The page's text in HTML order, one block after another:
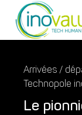
Arrivées /
Technopole
Le